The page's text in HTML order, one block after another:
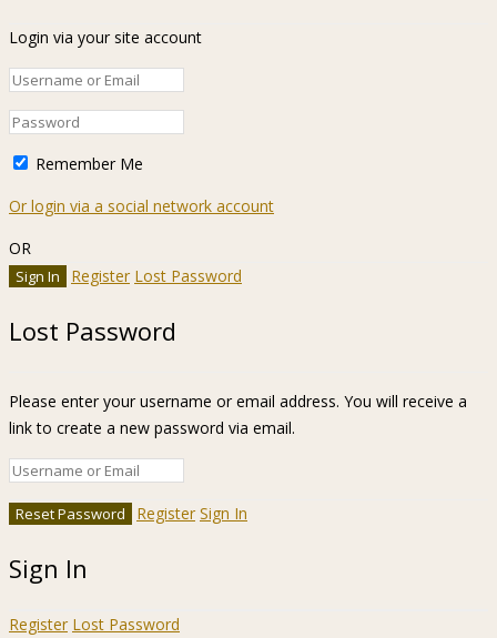
Login via your site account
Remember Me
Or login via a social network account
OR
Register Lost Password
Lost Password
Please enter your username or email address. You will receive a
link to create a new password via email.
Register Sign In
Sign In
Register Lost Password